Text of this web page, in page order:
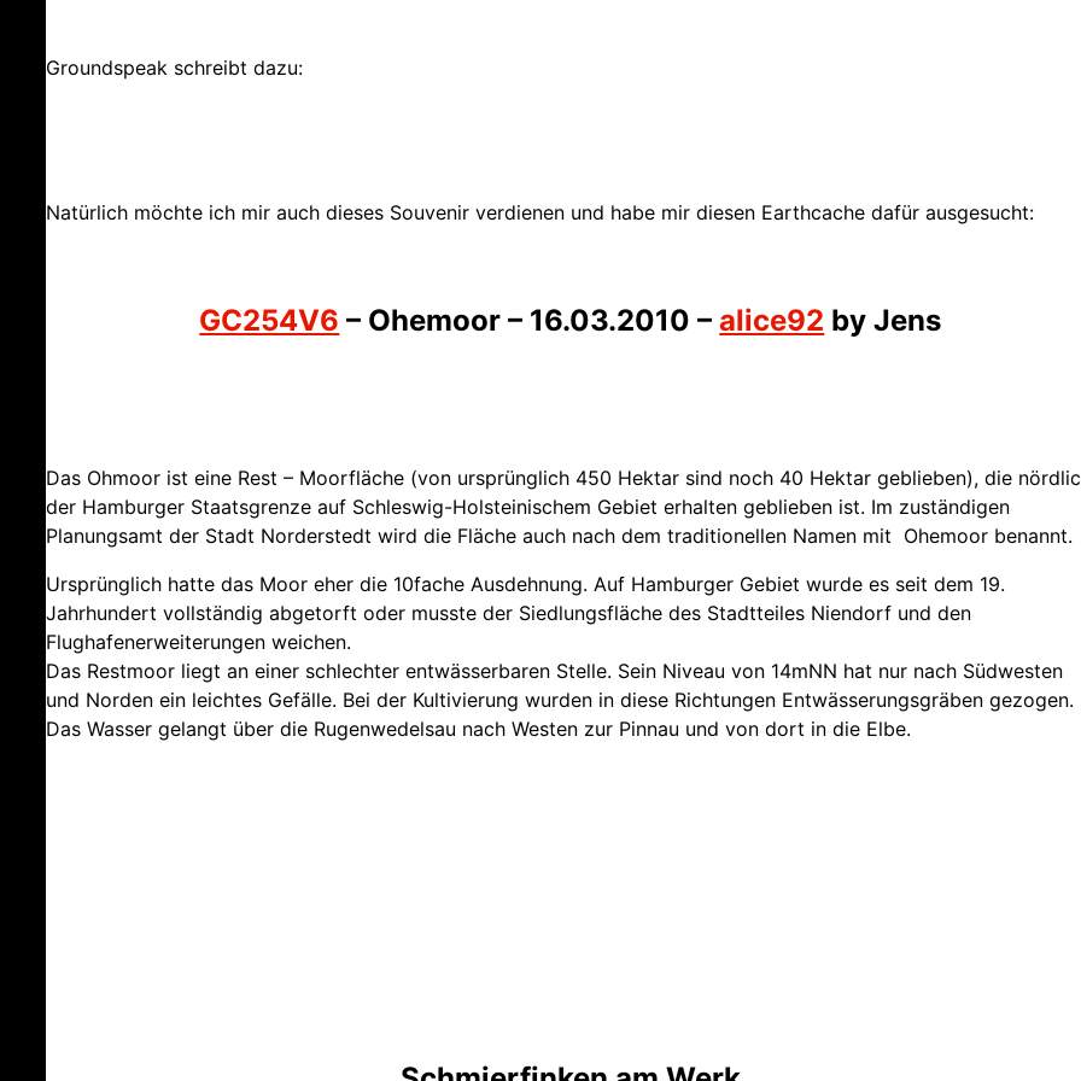
Groundspeak schreibt dazu:
Natürlich möchte ich mir auch dieses Souvenir verdienen und habe mir diesen Earthcache dafür ausgesucht:
GC254V6 – Ohemoor – 16.03.2010 –alice92 by Jens
Das Ohmoor ist eine Rest – Moorfläche (von ursprünglich 450 Hektar sind noch 40 Hektar geblieben), die
der Hamburger Staatsgrenze auf Schleswig-Holsteinischem Gebiet erhalten geblieben ist. Im zuständigen
Planungsamt der Stadt Norderstedt wird die Fläche auch nach dem traditionellen Namen mit Ohemoor benannt.
Ursprünglich hatte das Moor eher die 10fache Ausdehnung. Auf Hamburger Gebiet wurde es seit dem 19.
Jahrhundert vollständig abgetorft oder musste der Siedlungsfläche des Stadtteiles Niendorf und den
Flughafenerweiterungen weichen.
Das Restmoor liegt an einer schlechter entwässerbaren Stelle. Sein Niveau von 14mNN hat nur nach Südwesten
und Norden ein leichtes Gefälle. Bei der Kultivierung wurden in diese Richtungen Entwässerungsgräben gezogen.
Das Wasser gelangt über die Rugenwedelsau nach Westen zur Pinnau und von dort in die Elbe.